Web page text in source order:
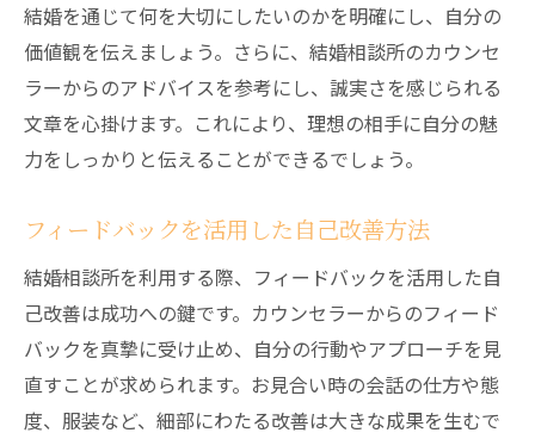
定期購読とそのメリット
プロモーション情報を効果的に活用
結婚相談所の最新データをもとにした成功の秘
訣とは
データドリブンでの婚活戦略
具体的な成功事例の分析
最新の傾向と戦略を合わせた婚活方法
市場データを活かしたパートナー探し
成功するためのデータの活用法
結婚を通じて何を大切にしたいのかを明確にし、自分の
価値観を伝えましょう。さらに、結婚相談所のカウンセ
ラーからのアドバイスを参考にし、誠実さを感じられる
文章を心掛けます。これにより、理想の相手に自分の魅
力をしっかりと伝えることができるでしょう。
フィードバックを活用した自己改善方法
結婚相談所を利用する際、フィードバックを活用した自
己改善は成功への鍵です。カウンセラーからのフィード
バックを真摯に受け止め、自分の行動やアプローチを見
直すことが求められます。お見合い時の会話の仕方や態
度、服装など、細部にわたる改善は大きな成果を生むで